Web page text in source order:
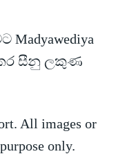
කර සීනු ලකුණ
All images or
only.